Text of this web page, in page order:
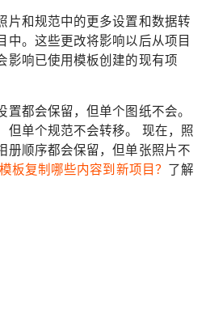
片和规范中的更多设置和数据转
中。这些更改将影响以后从项目
影响已使用模板创建的现有项
都会保留，但单个图纸不会。
但单个规范不会转移。 现在，照
册顺序都会保留，但单张照片不
板复制哪些内容到新项目？ 了解